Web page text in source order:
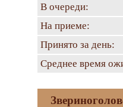
В очереди:
На приеме:
Принято за день:
Среднее время